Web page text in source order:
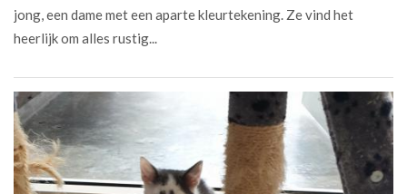
jong, een dame met een aparte kleurtekening. Ze vind het
heerlijk om alles rustig...